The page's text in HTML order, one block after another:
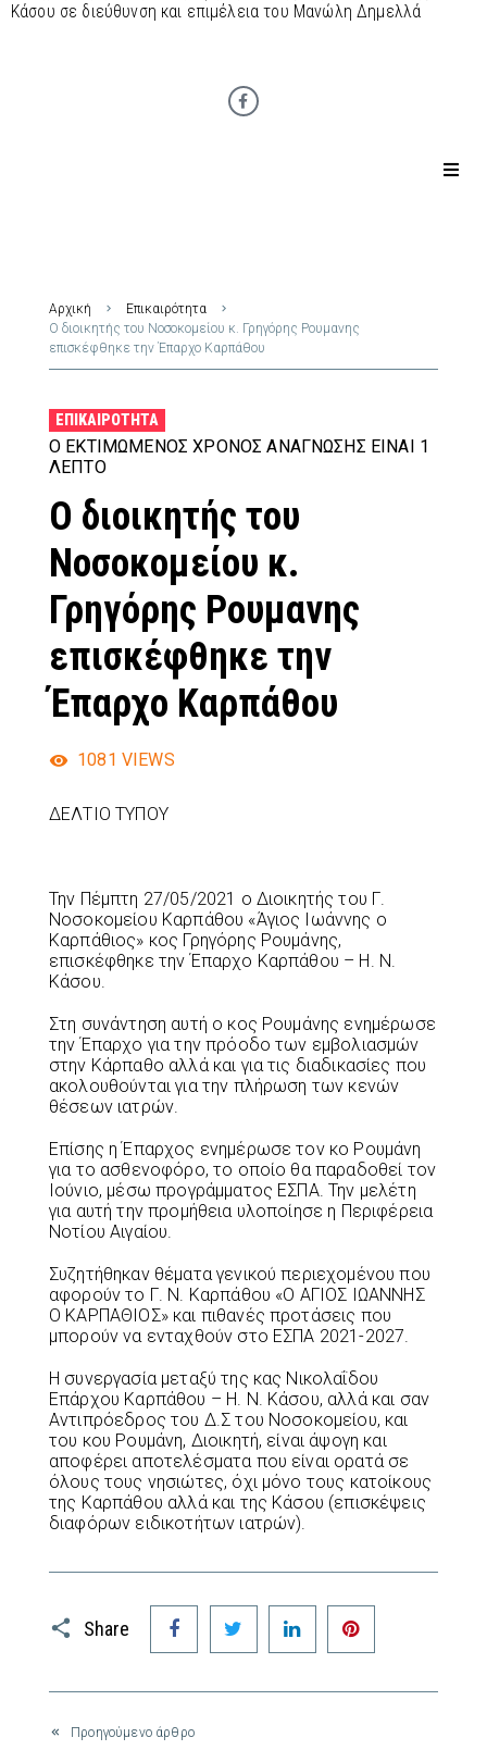
Κάσου σε διεύθυνση και επιμέλεια του Μανώλη Δημελλά
Αρχική
Επικαιρότητα
Ο διοικητής του Νοσοκομείου κ. Γρηγόρης Ρουμανης
επισκέφθηκε την Έπαρχο Καρπάθου
ΕΠΙΚΑΙΡΌΤΗΤΑ
Ο ΕΚΤΙΜΏΜΕΝΟΣ ΧΡΌΝΟΣ ΑΝΆΓΝΩΣΗΣ ΕΊΝΑΙ 1
ΛΕΠΤΌ
Ο διοικητής του
Νοσοκομείου κ.
Γρηγόρης Ρουμανης
επισκέφθηκε την
Έπαρχο Καρπάθου
1081 VIEWS
ΔΕΛΤΙΟ ΤΥΠΟΥ
Την Πέμπτη 27/05/2021 ο Διοικητής του Γ.
Νοσοκομείου Καρπάθου «Άγιος Ιωάννης ο
Καρπάθιος» κος Γρηγόρης Ρουμάνης,
επισκέφθηκε την Έπαρχο Καρπάθου – Η. Ν.
Κάσου.
Στη συνάντηση αυτή ο κος Ρουμάνης ενημέρωσε
την Έπαρχο για την πρόοδο των εμβολιασμών
στην Κάρπαθο αλλά και για τις διαδικασίες που
ακολουθούνται για την πλήρωση των κενών
θέσεων ιατρών.
Επίσης η Έπαρχος ενημέρωσε τον κο Ρουμάνη
για το ασθενοφόρο, το οποίο θα παραδοθεί τον
Ιούνιο, μέσω προγράμματος ΕΣΠΑ. Την μελέτη
για αυτή την προμήθεια υλοποίησε η Περιφέρεια
Νοτίου Αιγαίου.
Συζητήθηκαν θέματα γενικού περιεχομένου που
αφορούν το Γ. Ν. Καρπάθου «Ο ΑΓΙΟΣ ΙΩΑΝΝΗΣ
Ο ΚΑΡΠΑΘΙΟΣ» και πιθανές προτάσεις που
μπορούν να ενταχθούν στο ΕΣΠΑ 2021-2027.
Η συνεργασία μεταξύ της κας Νικολαΐδου
Επάρχου Καρπάθου – Η. Ν. Κάσου, αλλά και σαν
Αντιπρόεδρος του Δ.Σ του Νοσοκομείου, και
του κου Ρουμάνη, Διοικητή, είναι άψογη και
αποφέρει αποτελέσματα που είναι ορατά σε
όλους τους νησιώτες, όχι μόνο τους κατοίκους
της Καρπάθου αλλά και της Κάσου (επισκέψεις
διαφόρων ειδικοτήτων ιατρών).
Share
Facebook Twitter LinkedIn
Προηγούμενο άρθρο